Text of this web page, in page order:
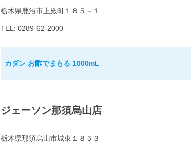
栃木県鹿沼市上殿町１６５－１
TEL: 0289-62-2000
カダン お酢でまもる 1000mL
ジェーソン那須烏山店
栃木県那須烏山市城東１８５３